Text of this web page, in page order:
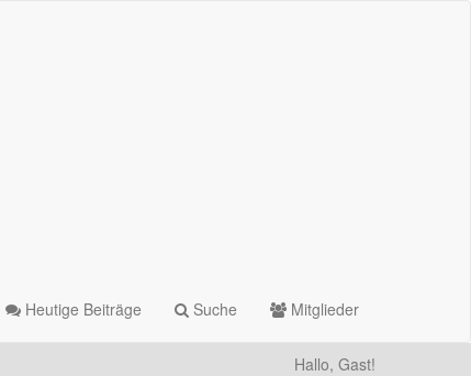
Heutige Beiträge Suche Mitglieder
Hallo, Gast!